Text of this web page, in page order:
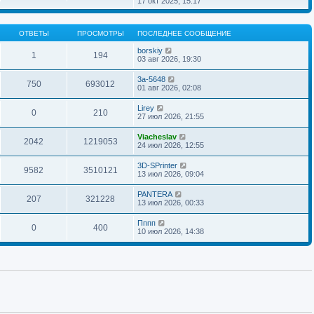
н
и
ю
б
щ
е
н
и
ю
н
е
м
у
о
е
н
ю
о
л
е
д
н
е
у
с
о
о
щ
е
н
и
р
й
т
и
п
л
е
д
е
м
с
щ
е
и
ОТВЕТЫ ПРОСМОТРЫ ПОСЛЕДНЕЕ СООБЩЕНИЕ
1 194
borskiy
03 авг 2026, 19:30
750 693012
3a-5648
01 авг 2026, 02:08
0 210
Lirey
27 июл 2026, 21:55
2042 1219053
Viacheslav
24 июл 2026, 12:55
9582 3510121
3D-SPrinter
13 июл 2026, 09:04
207 321228
PANTERA
13 июл 2026, 00:33
0 400
Пппп
10 июл 2026, 14:38